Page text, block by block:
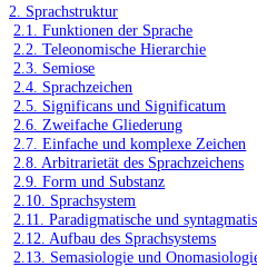
2. Sprachstruktur
2.1. Funktionen der Sprache
2.2. Teleonomische Hierarchie
2.3. Semiose
2.4. Sprachzeichen
2.5. Significans und Significatum
2.6. Zweifache Gliederung
2.7. Einfache und komplexe Zeichen
2.8. Arbitrarietät des Sprachzeichens
2.9. Form und Substanz
2.10. Sprachsystem
2.11. Paradigmatische und
2.12. Aufbau des Sprachsystems
2.13. Semasiologie und